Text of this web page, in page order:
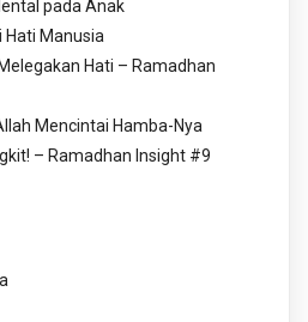
pada Anak
Hati Manusia
Hati – Ramadhan
Mencintai Hamba-Nya
– Ramadhan Insight #9